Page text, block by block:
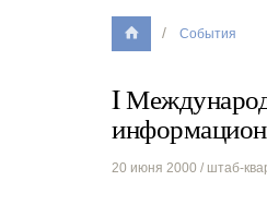
События
I
20 июня 2000 / штаб-